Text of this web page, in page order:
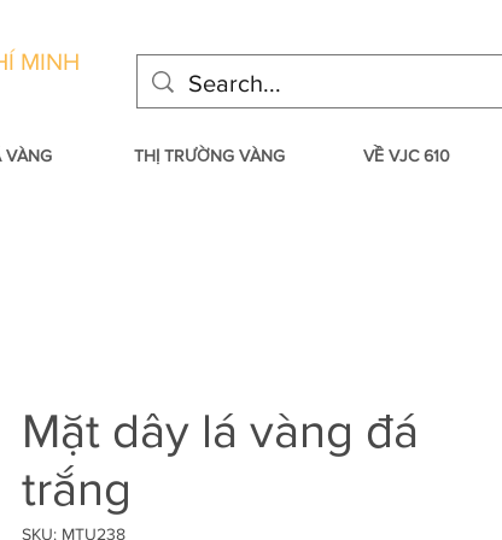
MINH
VÀNG THỊ TRƯỜNG VÀNG VỀ VJC 610
Mặt dây lá vàng đá
trắng
SKU: MTU238